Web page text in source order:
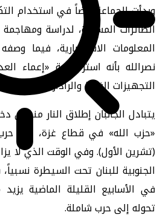
وبدأت الجماعة أيضاً في استخدام
الطائرات المسيرة، لدراسة
المعلومات الاستخبارية، فيما
نصرالله بأنه استراتيجية «إعماء
التجهيزات الفنية والرادارات
يتبادل الجانبان إطلاق النار منذ
«حزب الله» في قطاع غزة، في
(تشرين الأول). وفي الوقت الذي لا
الجنوبية للبنان تحت السيطرة
في الأسابيع القليلة الماضية
تحوله إلى حرب شاملة.